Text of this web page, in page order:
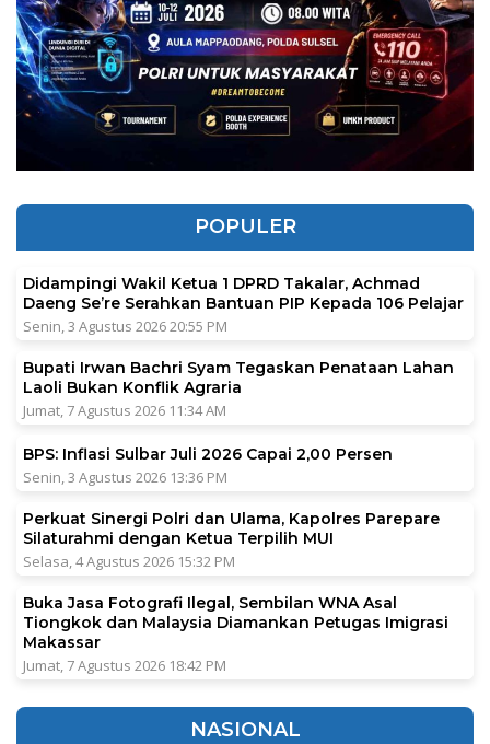
POPULER
Didampingi Wakil Ketua 1 DPRD Takalar, Achmad
Daeng Se’re Serahkan Bantuan PIP Kepada 106 Pelajar
Senin, 3 Agustus 2026 20:55 PM
Bupati Irwan Bachri Syam Tegaskan Penataan Lahan
Laoli Bukan Konflik Agraria
Jumat, 7 Agustus 2026 11:34 AM
BPS: Inflasi Sulbar Juli 2026 Capai 2,00 Persen
Senin, 3 Agustus 2026 13:36 PM
Perkuat Sinergi Polri dan Ulama, Kapolres Parepare
Silaturahmi dengan Ketua Terpilih MUI
Selasa, 4 Agustus 2026 15:32 PM
Buka Jasa Fotografi Ilegal, Sembilan WNA Asal
Tiongkok dan Malaysia Diamankan Petugas Imigrasi
Makassar
Jumat, 7 Agustus 2026 18:42 PM
NASIONAL